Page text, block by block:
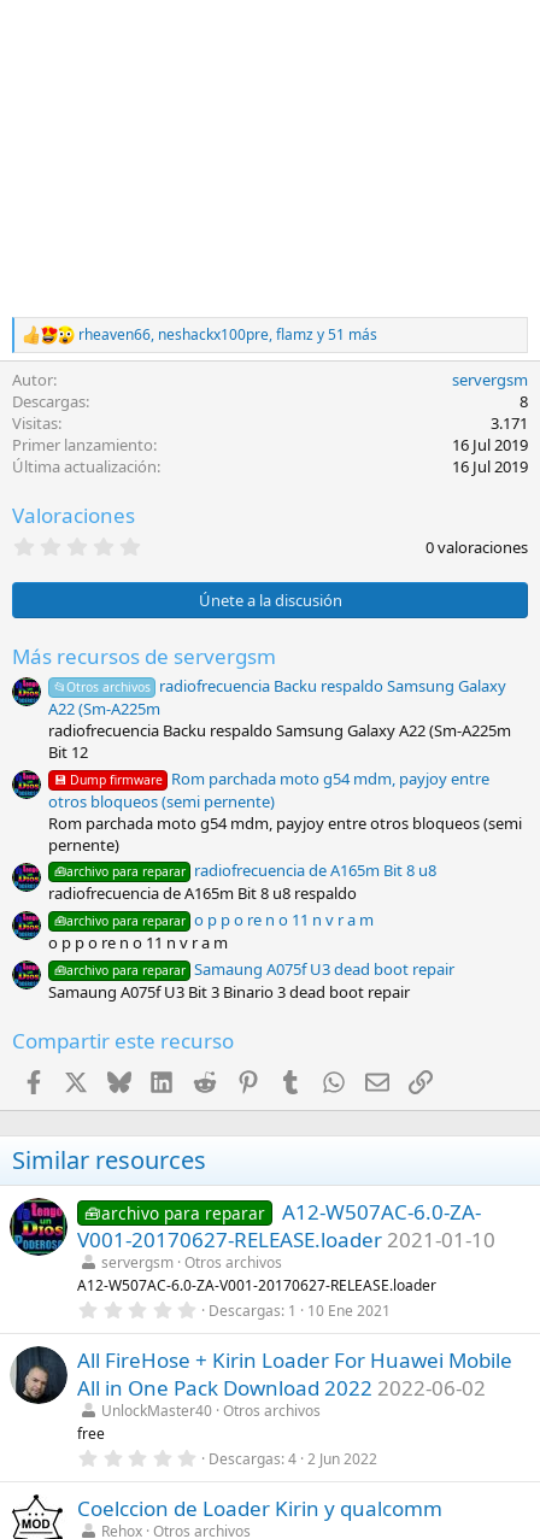
R
e
a
c
c
i
o
n
s
rheaven66, neshackx100pre,flamzy 51 más
Autor
servergsm
Descargas
8
Visitas
3.171
Primer lanzamiento
16 Jul 2019
Última actualización
16 Jul 2019
Valoraciones
0
e
t
r
e
l
l
a
s
)
0 valoraciones
Únete a la discusión
Más recursos de servergsm
📂Otros archivos radiofrecuencia Backu respaldo Samsung Galaxy
A22 (Sm-A225m
radiofrecuencia Backu respaldo Samsung Galaxy A22 (Sm-A225m
Bit 12
💾 Dump firmware Rom parchada moto g54 mdm, payjoy entre
otros bloqueos (semi pernente)
Rom parchada moto g54 mdm, payjoy entre otros bloqueos (semi
pernente)
🧰archivo para reparar radiofrecuencia de A165m Bit 8 u8
radiofrecuencia de A165m Bit 8 u8 respaldo
🧰archivo para reparar o p p o re n o 11 n v r a m
o p p o re n o 11 n v r a m
🧰archivo para reparar Samaung A075f U3 dead boot repair
Samaung A075f U3 Bit 3 Binario 3 dead boot repair
Compartir este recurso
Facebook BlueskyLinkedInReddit PinterestTumblr WhatsApp
EmailEnlace
Similar resources
🧰archivo para reparar
A12-W507AC-6.0-ZA-
V001-20170627-RELEASE.loader 2021-01-10
servergsm Otros archivos
A12-W507AC-6.0-ZA-V001-20170627-RELEASE.loader
0
0
0
s
t
l
(
s
Descargas 1 10 Ene 2021
All FireHose + Kirin Loader For Huawei Mobile
All in One Pack Download 2022 2022-06-02
UnlockMaster40 Otros archivos
free
0
0
0
e
Descargas 4 2 Jun 2022
Coelccion de Loader Kirin y qualcomm
Rehox Otros archivos